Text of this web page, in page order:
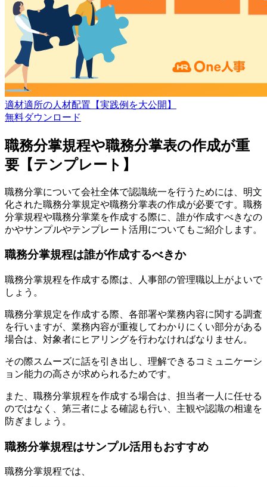
適材適所の人材配置【実践例を大公開】
無料ダウンロード
職務分掌規程や職務分掌表の作成が重
要【テンプレート】
職務分掌について会社全体で認識統一を行うためには、明文
化された職務分掌規定や職務分掌表の作成が必要です。職務
分掌規程や職務分掌業を作成する際に、誰が作成すべきなの
かやサンプルやテンプレート活用についてもご紹介します。
職務分掌規程は誰が作成するべきか
職務分掌規程を作成する際は、人事部の管理職以上がよいで
しょう。
職務分掌規定を作成する際、各部署や業務内容に関する調査
を行いますが、業務内容が重複してわかりにくい部分がある
場合は、対象者にヒアリングを行わなければなりません。
その際スムーズに話を引き出し、理解できるコミュニケーシ
ョン能力の高さが求められるためです。
また、職務分掌規程を作成する場合は、担当者一人に任せる
のではなく、第三者による確認も行い、主観や認識の相違を
防ぎましょう。
職務分掌規程はサンプル活用もおすすめ
職務分掌規程では、